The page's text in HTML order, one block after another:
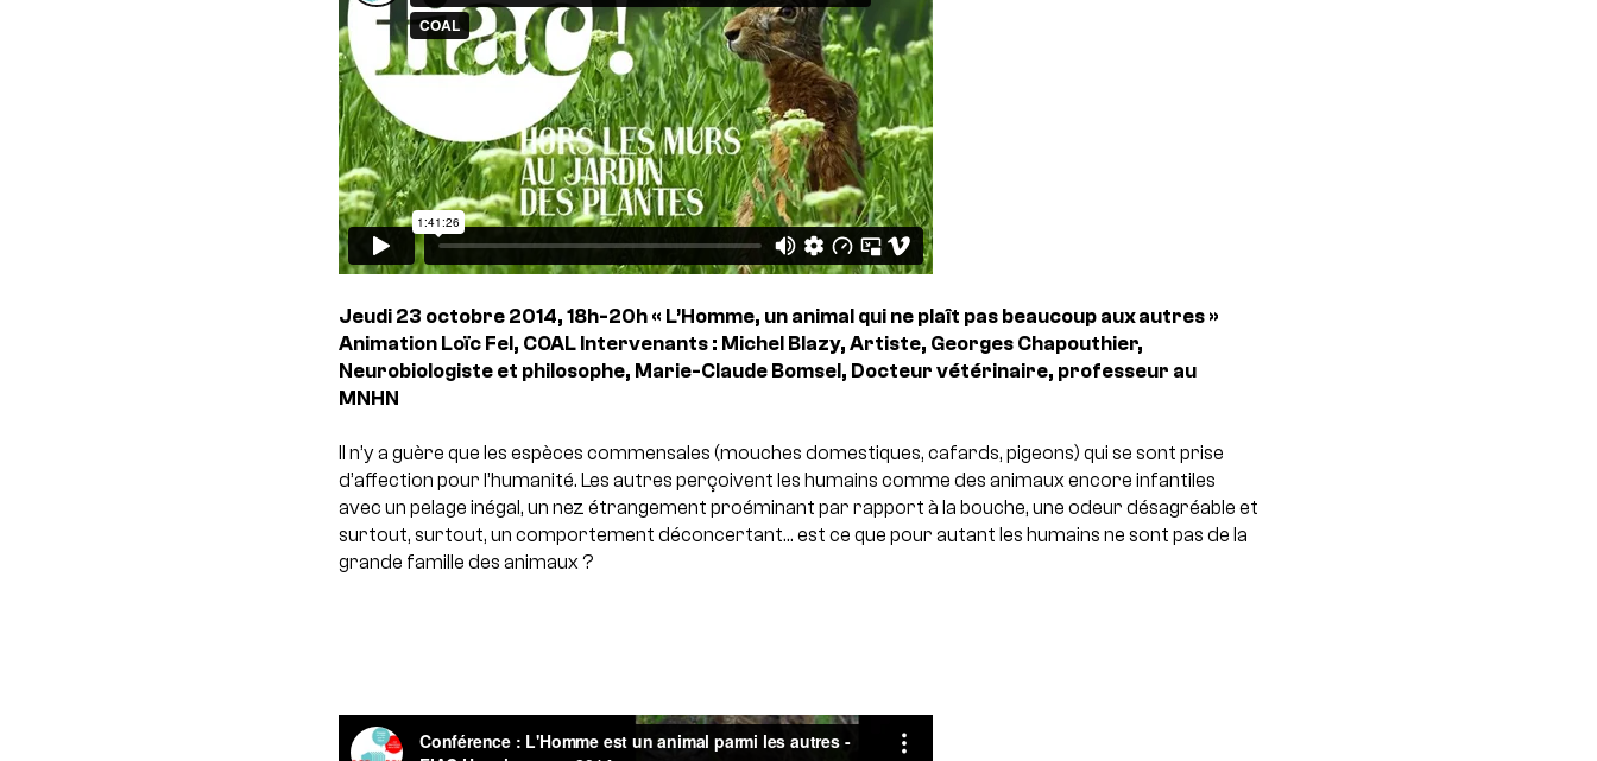
Jeudi 23 octobre 2014, 18h-20h« L’Homme, un animal qui ne plaît pas beaucoup aux autres »
Animation Loïc Fel, COALIntervenants : Michel Blazy, Artiste, Georges Chapouthier,
Neurobiologiste et philosophe, Marie-Claude Bomsel, Docteur vétérinaire, professeur au
MNHN
Il n’y a guère que les espèces commensales (mouches domestiques, cafards, pigeons) qui se sont prise
d’affection pour l’humanité. Les autres perçoivent les humains comme des animaux encore infantiles
avec un pelage inégal, un nez étrangement proéminant par rapport à la bouche, une odeur désagréable et
surtout, surtout, un comportement déconcertant… est ce que pour autant les humains ne sont pas de la
grande famille des animaux ?